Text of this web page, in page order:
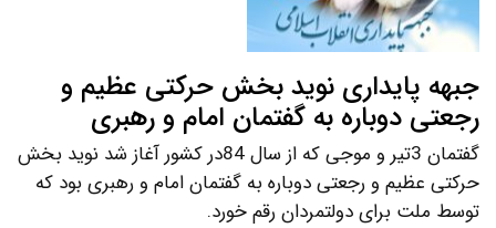
جبهه پایداری نوید بخش حرکتی عظیم و
رجعتی دوباره به گفتمان امام و رهبری
گفتمان 3تیر و موجی که از سال 84در کشور آغاز شد نوید بخش
حرکتی عظیم و رجعتی دوباره به گفتمان امام و رهبری بود که
توسط ملت برای دولتمردان رقم خورد.